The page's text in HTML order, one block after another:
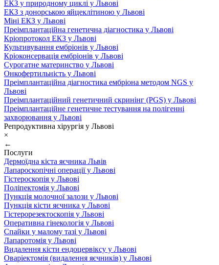
ЕКЗ у природному циклі у Львові
ЕКЗ з донорською яйцеклітиною у Львові
Міні ЕКЗ у Львові
Преімплантаційна генетична діагностика у Львові
Кріопротокол ЕКЗ у Львові
Культивування ембріонів у Львові
Кріоконсервація ембріонів у Львові
Сурогатне материнство у Львові
Онкофертильність у Львові
Преімплантаційна діагностика ембріона методом NGS у
Львові
Преімплантаційний генетичний скринінг (PGS) у Львові
Преімплантаційне генетичне тестування на полігенні
захворювання у Львові
Репродуктивна хірургія у Львові
×
←
Послуги
Дермоїдна кіста яєчника Львів
Лапароскопічні операції у Львові
Гістероскопія у Львові
Поліпектомія у Львові
Пункція молочної залози у Львові
Пункція кісти яєчника у Львові
Гістерорезектоскопія у Львові
Оперативна гінекологія у Львові
Спайки у малому тазі у Львові
Лапаротомія у Львові
Видалення кісти ендоцервіксу у Львові
Оваріектомія (видалення яєчників) у Львові